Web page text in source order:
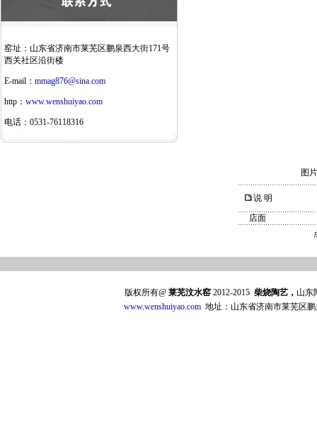
窑址：山东省济南市莱芜区鹏泉西大街171号
西关社区沿街楼
E-mail： mmag876@sina.com
http： www.wenshuiyao.com
电话：0531-76118316
图
说 明
店面
版权所有@ 莱芜汶水窑 2012-2015 柴烧陶艺， 山东
www.wenshuiyao.com 地址：山东省济南市莱芜区